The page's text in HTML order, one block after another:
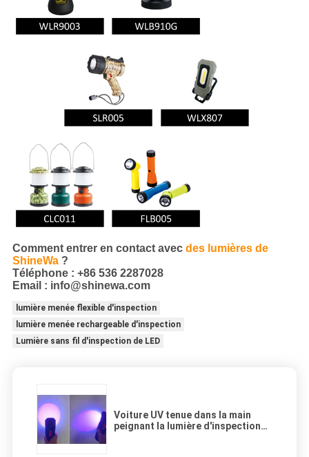
Comment entrer en contact avecdes lumières de
ShineWa?
Téléphone : +86 536 2287028
Email : info@shinewa.com
lumière menée flexible d'inspection
lumière menée rechargeable d'inspection
Lumière sans fil d'inspection de LED
Voiture UV tenue dans la main
peignant la lumière d'inspection